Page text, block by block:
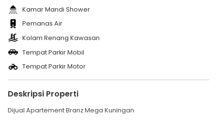
Kamar Mandi Shower
Pemanas Air
Kolam Renang Kawasan
Tempat Parkir Mobil
Tempat Parkir Motor
Deskripsi Properti
Dijual Apartement Branz Mega Kuningan